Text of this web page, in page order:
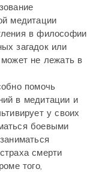
медитации
в философии
загадок или
не лежать в
помочь
в медитации и
у своих
боевыми
смерти
того,